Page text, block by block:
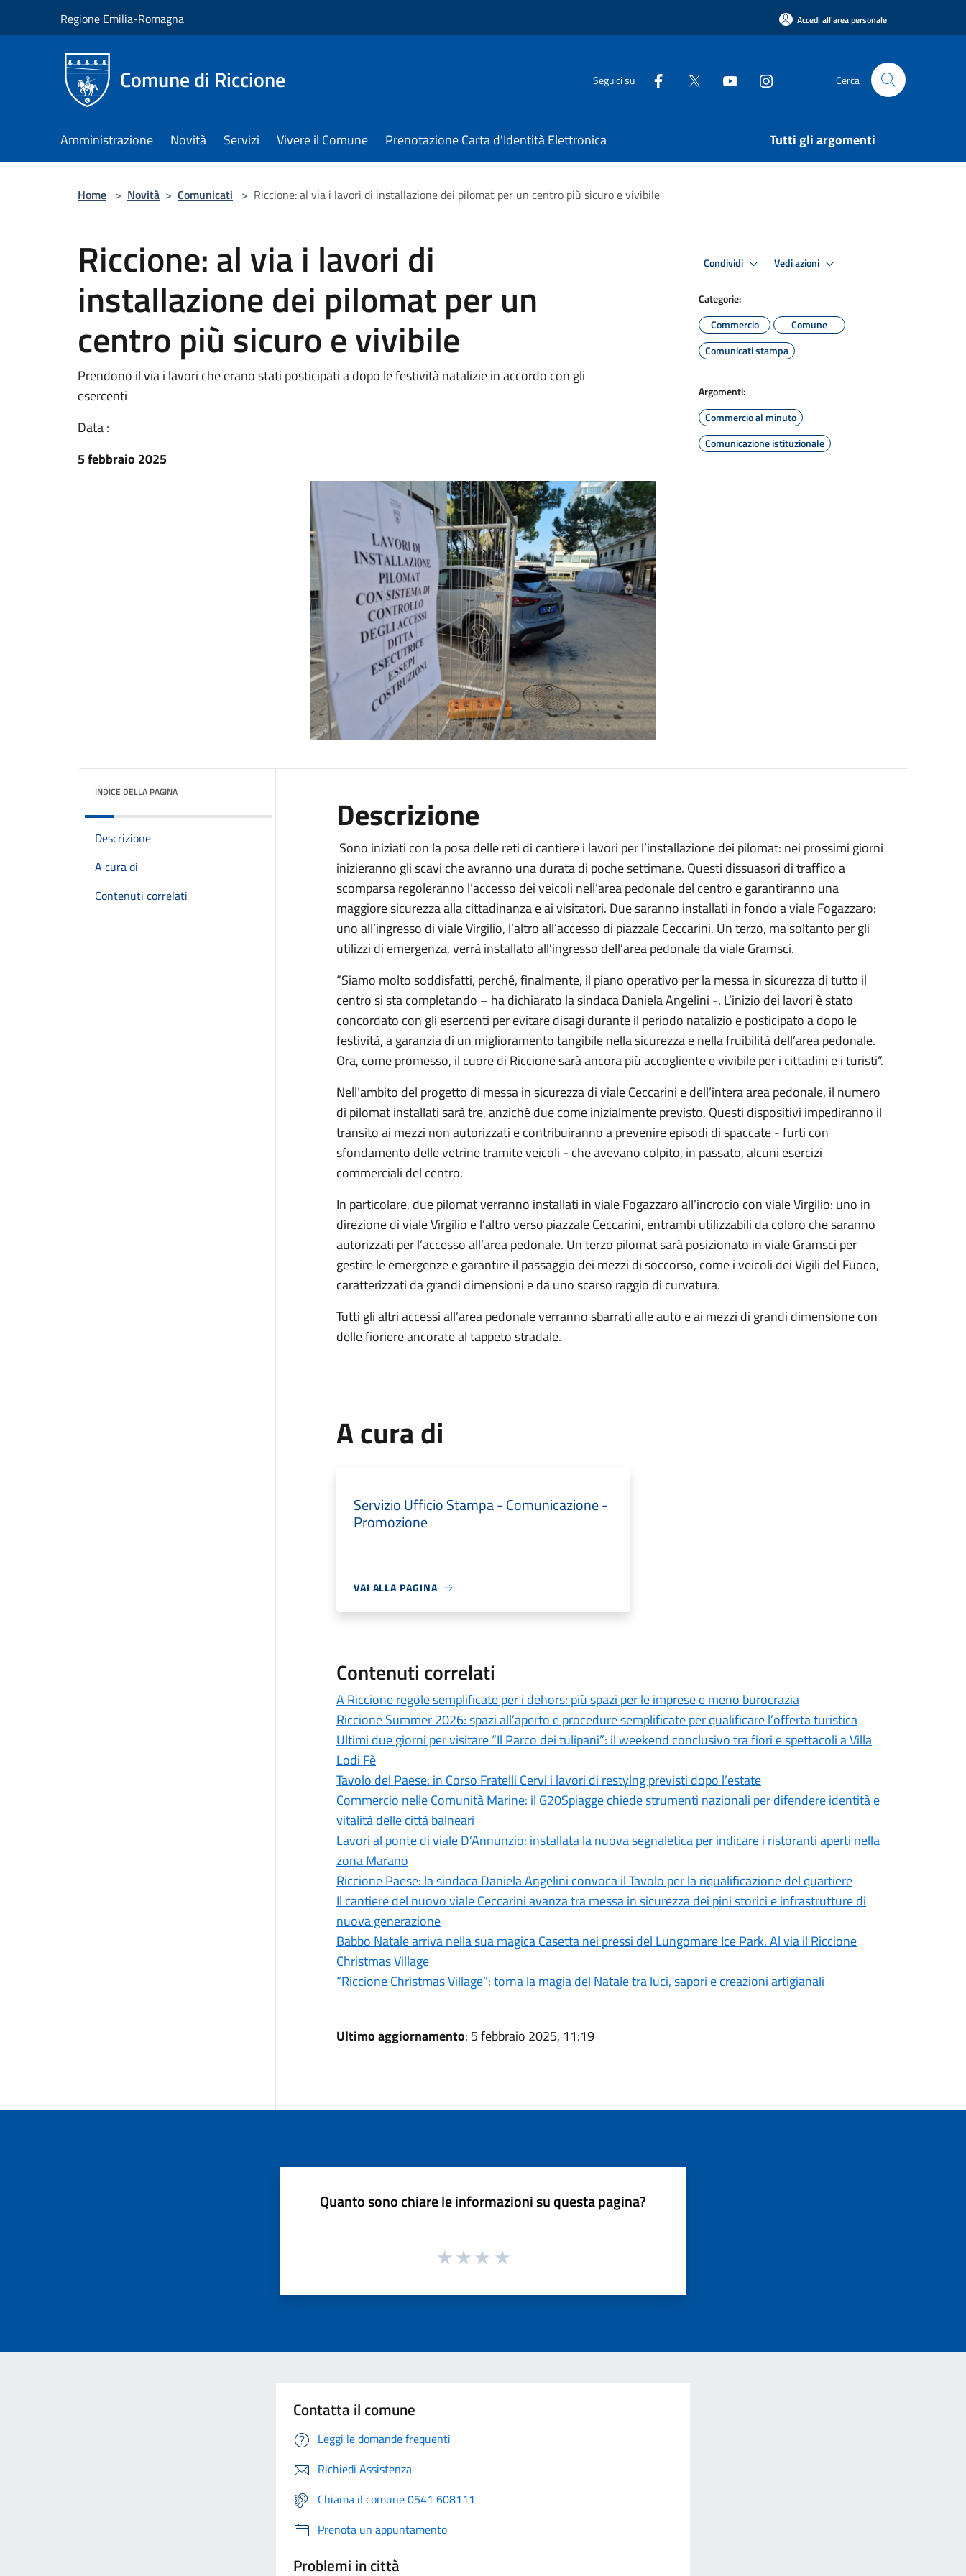
Regione Emilia-Romagna Accedi all'area personale
Comune di Riccione Seguici su Cerca
Amministrazione Novità Servizi Vivere il Comune Prenotazione Carta d'Identità Elettronica Tutti gli argomenti
Home > Novità > Comunicati > Riccione: al via i lavori di installazione dei pilomat per un centro più sicuro e vivibile
Riccione: al via i lavori di
installazione dei pilomat per un
centro più sicuro e vivibile
Prendono il via i lavori che erano stati posticipati a dopo le festività natalizie in accordo con gli
esercenti
Data :
5 febbraio 2025
Condividi Vedi azioni
Categorie:
Commercio
Comune
Comunicati stampa
Argomenti:
Commercio al minuto
Comunicazione istituzionale
INDICE DELLA PAGINA
Descrizione
A cura di
Contenuti correlati
Descrizione
Sono iniziati con la posa delle reti di cantiere i lavori per l’installazione dei pilomat: nei prossimi giorni
inizieranno gli scavi che avranno una durata di poche settimane. Questi dissuasori di traffico a
scomparsa regoleranno l’accesso dei veicoli nell’area pedonale del centro e garantiranno una
maggiore sicurezza alla cittadinanza e ai visitatori. Due saranno installati in fondo a viale Fogazzaro:
uno all’ingresso di viale Virgilio, l’altro all’accesso di piazzale Ceccarini. Un terzo, ma soltanto per gli
utilizzi di emergenza, verrà installato all’ingresso dell’area pedonale da viale Gramsci.
“Siamo molto soddisfatti, perché, finalmente, il piano operativo per la messa in sicurezza di tutto il
centro si sta completando – ha dichiarato la sindaca Daniela Angelini -. L’inizio dei lavori è stato
concordato con gli esercenti per evitare disagi durante il periodo natalizio e posticipato a dopo le
festività, a garanzia di un miglioramento tangibile nella sicurezza e nella fruibilità dell’area pedonale.
Ora, come promesso, il cuore di Riccione sarà ancora più accogliente e vivibile per i cittadini e i turisti”.
Nell’ambito del progetto di messa in sicurezza di viale Ceccarini e dell’intera area pedonale, il numero
di pilomat installati sarà tre, anziché due come inizialmente previsto. Questi dispositivi impediranno il
transito ai mezzi non autorizzati e contribuiranno a prevenire episodi di spaccate - furti con
sfondamento delle vetrine tramite veicoli - che avevano colpito, in passato, alcuni esercizi
commerciali del centro.
In particolare, due pilomat verranno installati in viale Fogazzaro all’incrocio con viale Virgilio: uno in
direzione di viale Virgilio e l’altro verso piazzale Ceccarini, entrambi utilizzabili da coloro che saranno
autorizzati per l’accesso all’area pedonale. Un terzo pilomat sarà posizionato in viale Gramsci per
gestire le emergenze e garantire il passaggio dei mezzi di soccorso, come i veicoli dei Vigili del Fuoco,
caratterizzati da grandi dimensioni e da uno scarso raggio di curvatura.
Tutti gli altri accessi all’area pedonale verranno sbarrati alle auto e ai mezzi di grandi dimensione con
delle fioriere ancorate al tappeto stradale.
A cura di
Servizio Ufficio Stampa - Comunicazione -
Promozione
VAI ALLA PAGINA
Contenuti correlati
A Riccione regole semplificate per i dehors: più spazi per le imprese e meno burocrazia
Riccione Summer 2026: spazi all’aperto e procedure semplificate per qualificare l’offerta turistica
Ultimi due giorni per visitare “Il Parco dei tulipani”: il weekend conclusivo tra fiori e spettacoli a Villa
Lodi Fè
Tavolo del Paese: in Corso Fratelli Cervi i lavori di restylng previsti dopo l’estate
Commercio nelle Comunità Marine: il G20Spiagge chiede strumenti nazionali per difendere identità e
vitalità delle città balneari
Lavori al ponte di viale D’Annunzio: installata la nuova segnaletica per indicare i ristoranti aperti nella
zona Marano
Riccione Paese: la sindaca Daniela Angelini convoca il Tavolo per la riqualificazione del quartiere
Il cantiere del nuovo viale Ceccarini avanza tra messa in sicurezza dei pini storici e infrastrutture di
nuova generazione
Babbo Natale arriva nella sua magica Casetta nei pressi del Lungomare Ice Park. Al via il Riccione
Christmas Village
“Riccione Christmas Village”: torna la magia del Natale tra luci, sapori e creazioni artigianali
Ultimo aggiornamento: 5 febbraio 2025, 11:19
Quanto sono chiare le informazioni su questa pagina?
Contatta il comune
Leggi le domande frequenti
Richiedi Assistenza
Chiama il comune 0541 608111
Prenota un appuntamento
Problemi in città